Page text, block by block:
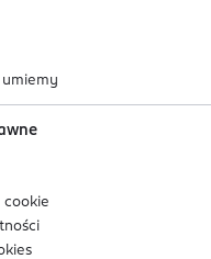
cookie